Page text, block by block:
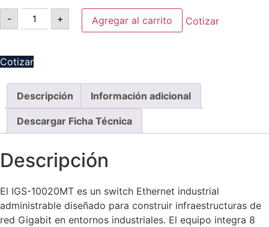
- + Agregar al carrito Cotizar
Cotizar
Descripción Información adicional
Descargar Ficha Técnica
Descripción
El IGS-10020MT es un switch Ethernet industrial
administrable diseñado para construir infraestructuras de
red Gigabit en entornos industriales. El equipo integra 8